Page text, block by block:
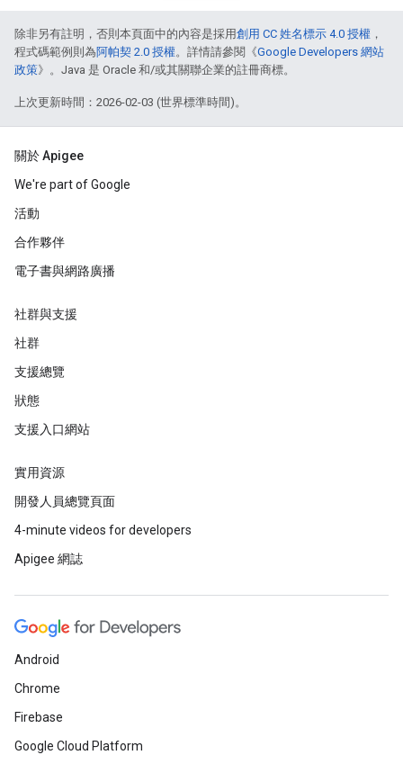
除非另有註明，否則本頁面中的內容是採用創用 CC 姓名標示 4.0 授權 ，
程式碼範例則為阿帕契 2.0 授權。詳情請參閱《Google Developers 網站
政策》。Java 是 Oracle 和/或其關聯企業的註冊商標。
上次更新時間：2026-02-03 (世界標準時間)。
關於 Apigee
We're part of Google
活動
合作夥伴
電子書與網路廣播
社群與支援
社群
支援總覽
狀態
支援入口網站
實用資源
開發人員總覽頁面
4-minute videos for developers
Apigee 網誌
Android
Chrome
Firebase
Google Cloud Platform